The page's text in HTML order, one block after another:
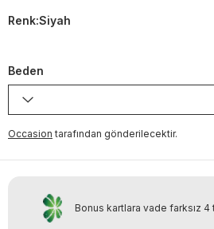
Renk:Siyah
Beden
Occasion tarafından gönderilecektir.
Bonus kartlara vade farksız 4